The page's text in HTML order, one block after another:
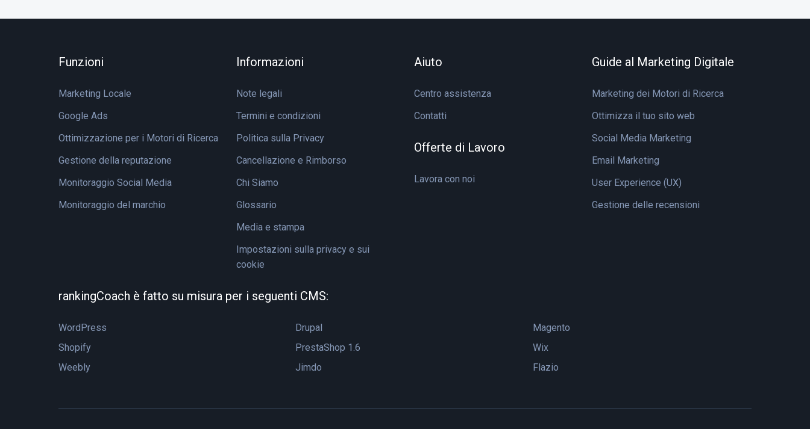
Funzioni
Marketing Locale
Google Ads
Ottimizzazione per i Motori di Ricerca
Gestione della reputazione
Monitoraggio Social Media
Monitoraggio del marchio
Informazioni
Note legali
Termini e condizioni
Politica sulla Privacy
Cancellazione e Rimborso
Chi Siamo
Glossario
Media e stampa
Impostazioni sulla privacy e sui
cookie
Aiuto
Centro assistenza
Contatti
Offerte di Lavoro
Lavora con noi
Guide al Marketing Digitale
Marketing dei Motori di Ricerca
Ottimizza il tuo sito web
Social Media Marketing
Email Marketing
User Experience (UX)
Gestione delle recensioni
rankingCoach è fatto su misura per i seguenti CMS:
WordPress Drupal
Magento
Shopify
PrestaShop 1.6
Wix
Weebly
Jimdo Flazio